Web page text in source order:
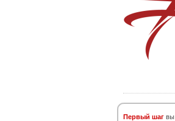
Первый шаг вы